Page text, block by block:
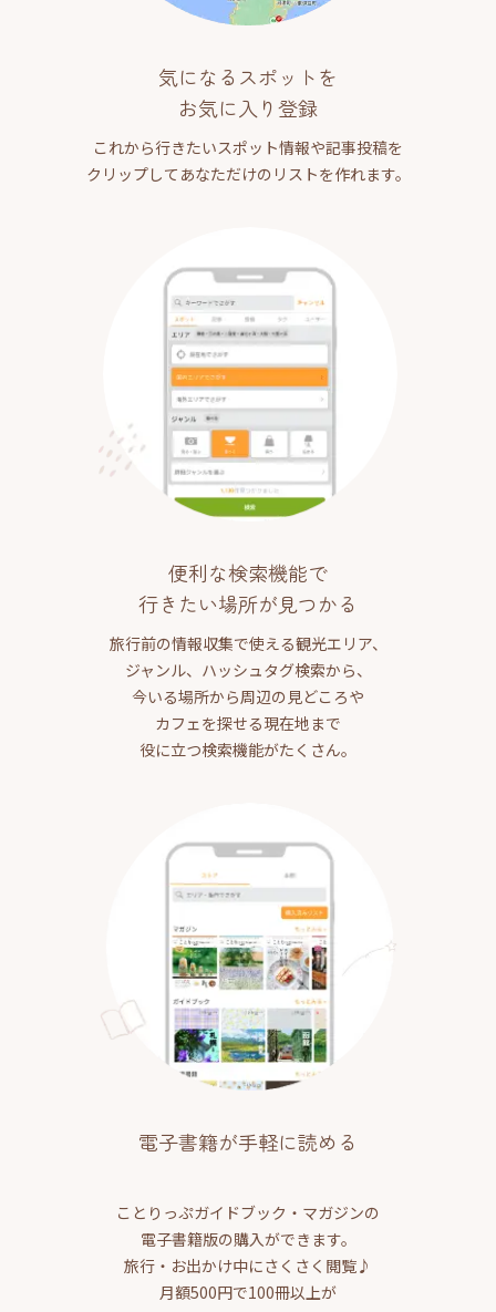
気になるスポットを
お気に入り登録
これから行きたいスポット情報や記事投稿を
クリップしてあなただけのリストを作れます。
便利な検索機能で
行きたい場所が見つかる
旅行前の情報収集で使える観光エリア、
ジャンル、ハッシュタグ検索から、
今いる場所から周辺の見どころや
カフェを探せる現在地まで
役に立つ検索機能がたくさん。
電子書籍が手軽に読める
ことりっぷガイドブック・マガジンの
電子書籍版の購入ができます。
旅行・お出かけ中にさくさく閲覧♪
月額500円で100冊以上が